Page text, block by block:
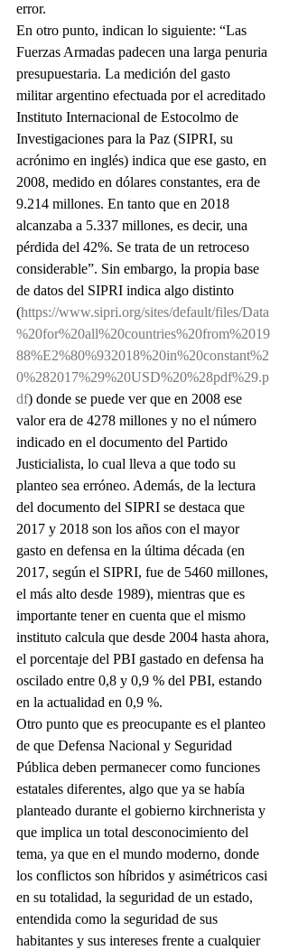
error.
En otro punto, indican lo siguiente: “Las
Fuerzas Armadas padecen una larga penuria
presupuestaria. La medición del gasto
militar argentino efectuada por el acreditado
Instituto Internacional de Estocolmo de
Investigaciones para la Paz (SIPRI, su
acrónimo en inglés) indica que ese gasto, en
2008, medido en dólares constantes, era de
9.214 millones. En tanto que en 2018
alcanzaba a 5.337 millones, es decir, una
pérdida del 42%. Se trata de un retroceso
considerable”. Sin embargo, la propia base
de datos del SIPRI indica algo distinto
(https://www.sipri.org/sites/default/files/Data
%20for%20all%20countries%20from%2019
88%E2%80%932018%20in%20constant%2
0%282017%29%20USD%20%28pdf%29.p
df) donde se puede ver que en 2008 ese
valor era de 4278 millones y no el número
indicado en el documento del Partido
Justicialista, lo cual lleva a que todo su
planteo sea erróneo. Además, de la lectura
del documento del SIPRI se destaca que
2017 y 2018 son los años con el mayor
gasto en defensa en la última década (en
2017, según el SIPRI, fue de 5460 millones,
el más alto desde 1989), mientras que es
importante tener en cuenta que el mismo
instituto calcula que desde 2004 hasta ahora,
el porcentaje del PBI gastado en defensa ha
oscilado entre 0,8 y 0,9 % del PBI, estando
en la actualidad en 0,9 %.
Otro punto que es preocupante es el planteo
de que Defensa Nacional y Seguridad
Pública deben permanecer como funciones
estatales diferentes, algo que ya se había
planteado durante el gobierno kirchnerista y
que implica un total desconocimiento del
tema, ya que en el mundo moderno, donde
los conflictos son híbridos y asimétricos casi
en su totalidad, la seguridad de un estado,
entendida como la seguridad de sus
habitantes y sus intereses frente a cualquier